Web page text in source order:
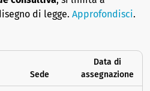
di legge. Approfondisci.
Sede
Data di
assegnazione